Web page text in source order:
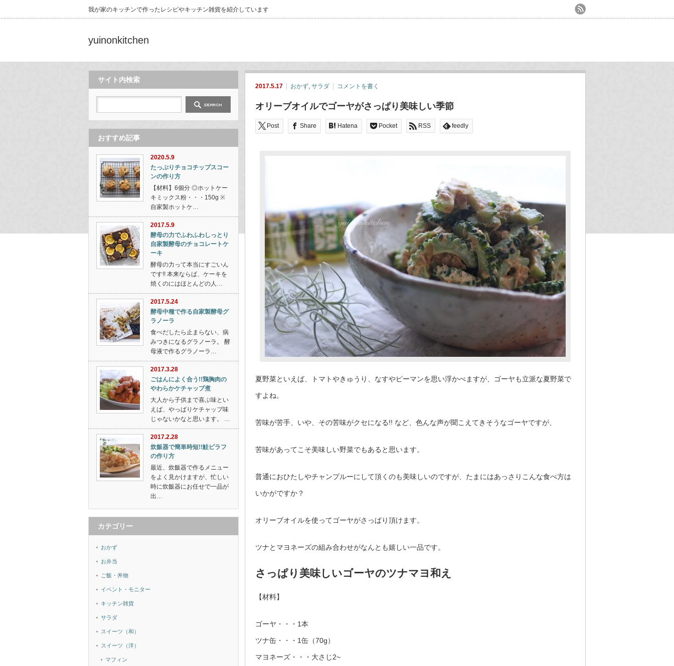
我が家のキッチンで作ったレシピやキッチン雑貨を紹介しています
yuinonkitchen
2017.5.17 おかず, サラダ コメントを書く
オリーブオイルでゴーヤがさっぱり美味しい季節
Post Share Hatena Pocket RSS feedly
夏野菜といえば、トマトやきゅうり、なすやピーマンを思い浮かべますが、ゴーヤも立派な夏野菜で
すよね。
苦味が苦手、いや、その苦味がクセになる!! など、色んな声が聞こえてきそうなゴーヤですが、
苦味があってこそ美味しい野菜でもあると思います。
普通におひたしやチャンプルーにして頂くのも美味しいのですが、たまにはあっさりこんな食べ方は
いかがですか？
オリーブオイルを使ってゴーヤがさっぱり頂けます。
ツナとマヨネーズの組み合わせがなんとも嬉しい一品です。
さっぱり美味しいゴーヤのツナマヨ和え
【材料】
ゴーヤ・・・1本
ツナ缶・・・1缶（70g）
マヨネーズ・・・大さじ2~
サイト内検索
おすすめ記事
2020.5.9
たっぷりチョコチップスコー
ンの作り方
【材料】6個分 ◎ホットケー
キミックス粉・・・150g ※
自家製ホットケ…
2017.5.9
酵母の力でふわふわしっとり
自家製酵母のチョコレートケ
ーキ
酵母の力って本当にすごいん
です!! 本来ならば、ケーキを
焼くのにはほとんどの人…
2017.5.24
酵母中種で作る自家製酵母グ
ラノーラ
食べだしたら止まらない、病
みつきになるグラノーラ。 酵
母液で作るグラノーラ…
2017.3.28
ごはんによく合う!!鶏胸肉の
やわらかケチャップ煮
大人から子供まで喜ぶ味とい
えば、やっぱりケチャップ味
じゃないかなと思います。 …
2017.2.28
炊飯器で簡単時短!!鮭ピラフ
の作り方
最近、炊飯器で作るメニュー
をよく見かけますが、忙しい
時に炊飯器にお任せで一品が
出…
カテゴリー
おかず
お弁当
ご飯・丼物
イベント・モニター
キッチン雑貨
サラダ
スイーツ（和）
スイーツ（洋）
マフィン